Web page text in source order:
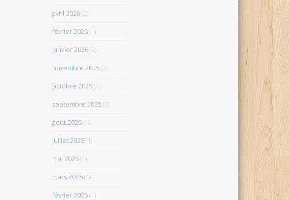
avril 2026(2)
février 2026(1)
janvier 2026(2)
novembre 2025(2)
octobre 2025(3)
septembre 2025(2)
août 2025(1)
juillet 2025(1)
mai 2025(1)
mars 2025(1)
février 2025(1)